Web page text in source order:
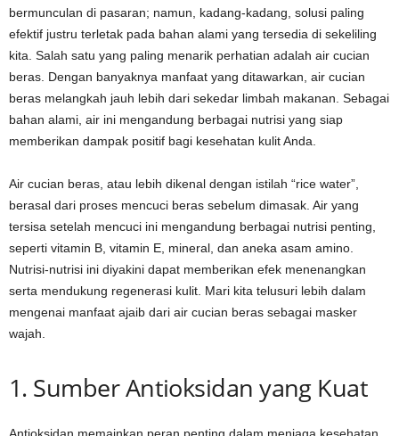
bermunculan di pasaran; namun, kadang-kadang, solusi paling
efektif justru terletak pada bahan alami yang tersedia di sekeliling
kita. Salah satu yang paling menarik perhatian adalah air cucian
beras. Dengan banyaknya manfaat yang ditawarkan, air cucian
beras melangkah jauh lebih dari sekedar limbah makanan. Sebagai
bahan alami, air ini mengandung berbagai nutrisi yang siap
memberikan dampak positif bagi kesehatan kulit Anda.
Air cucian beras, atau lebih dikenal dengan istilah “rice water”,
berasal dari proses mencuci beras sebelum dimasak. Air yang
tersisa setelah mencuci ini mengandung berbagai nutrisi penting,
seperti vitamin B, vitamin E, mineral, dan aneka asam amino.
Nutrisi-nutrisi ini diyakini dapat memberikan efek menenangkan
serta mendukung regenerasi kulit. Mari kita telusuri lebih dalam
mengenai manfaat ajaib dari air cucian beras sebagai masker
wajah.
1. Sumber Antioksidan yang Kuat